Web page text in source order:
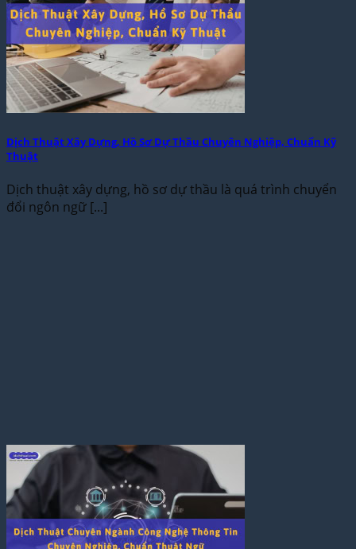
Dịch Thuật Xây Dựng, Hồ Sơ Dự Thầu Chuyên Nghiệp, Chuẩn Kỹ
Thuật
Dịch thuật xây dựng, hồ sơ dự thầu là quá trình chuyển
đổi ngôn ngữ [...]